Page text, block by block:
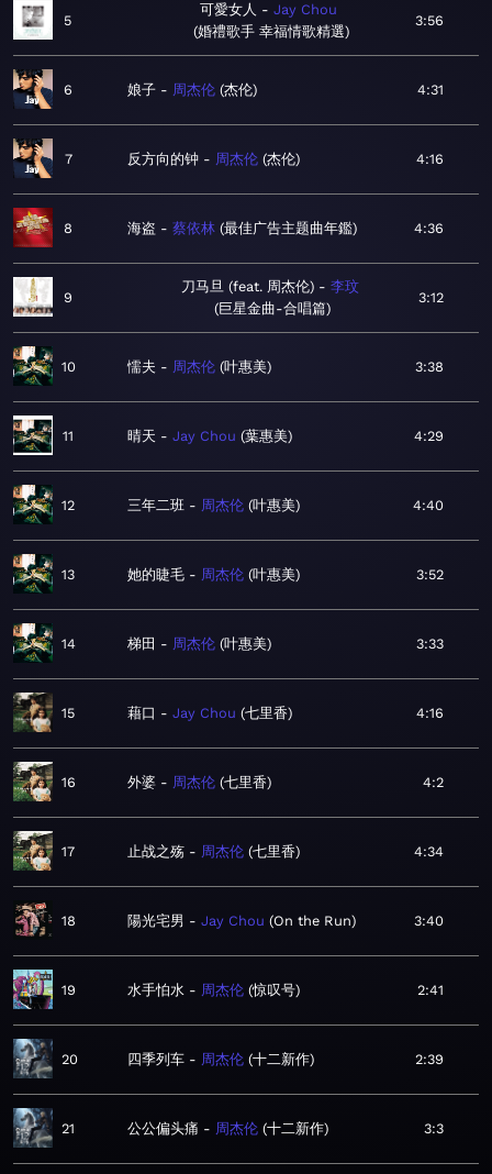
5
可愛女人
Jay Chou
婚禮歌手 幸福情歌精選
3:56
6 娘子 周杰伦 杰伦 4:31
7 反方向的钟 周杰伦 杰伦 4:16
8 海盗 蔡依林 最佳广告主题曲年鑑 4:36
9
刀马旦 (feat. 周杰伦)
李玟
巨星金曲-合唱篇
3:12
10 懦夫 周杰伦 叶惠美 3:38
11 晴天 Jay Chou 葉惠美 4:29
12 三年二班 周杰伦 叶惠美 4:40
13 她的睫毛 周杰伦 叶惠美 3:52
14 梯田 周杰伦 叶惠美 3:33
15 藉口 Jay Chou 七里香 4:16
16 外婆 周杰伦 七里香 4:2
17 止战之殇 周杰伦 七里香 4:34
18 陽光宅男 Jay Chou On the Run 3:40
19 水手怕水 周杰伦 惊叹号 2:41
20 四季列车 周杰伦 十二新作 2:39
21 公公偏头痛 周杰伦 十二新作 3:3